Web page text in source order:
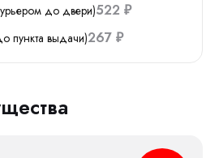
до двери)522 ₽
пункта выдачи)267 ₽